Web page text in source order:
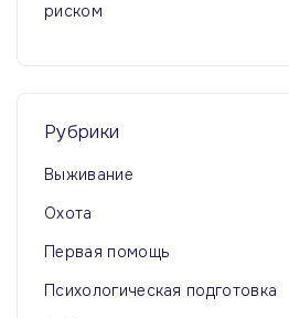
риском
Рубрики
Выживание
Охота
Первая помощь
Психологическая подготовка